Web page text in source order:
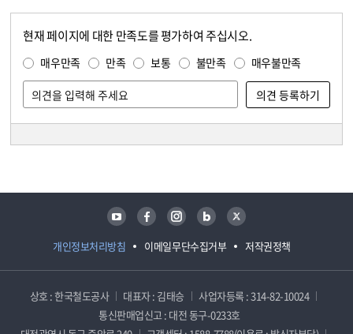
현재 페이지에 대한 만족도를 평가하여 주십시오.
매우만족 만족 보통 불만족 매우불만족
개인정보처리방침 이메일무단수집거부 저작권정책
유튜브 페이스북 인스타그램 블로그 트위터
상호 : 한국철도공사 대표자 : 김태승
사업자등록 : 314-82-10024
통신판매업신고 : 대전 동구-0233호